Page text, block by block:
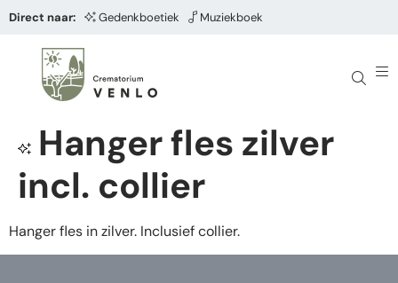
Direct naar: Gedenkboetiek Muziekboek
Hanger fles zilver
incl. collier
Hanger fles in zilver. Inclusief collier.